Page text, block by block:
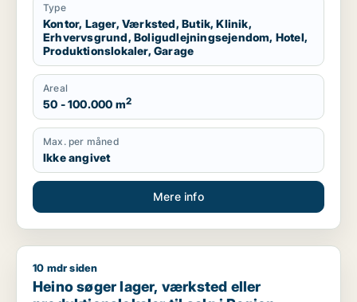
Type
Kontor, Lager, Værksted, Butik, Klinik,
Erhvervsgrund, Boligudlejningsejendom, Hotel,
Produktionslokaler, Garage
Areal
50 - 100.000 m2
Max. per måned
Ikke angivet
Mere info
Heino søger lager, værksted eller produktionslokaler til salg
10 mdr siden
Heino søger lager, værksted eller